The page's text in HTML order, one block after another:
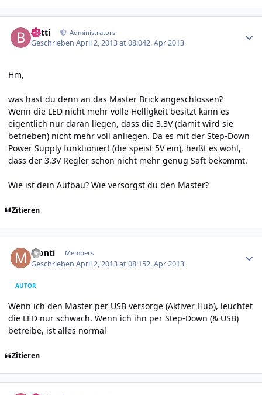
batti Administrators
GeschriebenApril 2, 2013 at 08:042. Apr 2013
Hm,
was hast du denn an das Master Brick angeschlossen?
Wenn die LED nicht mehr volle Helligkeit besitzt kann es
eigentlich nur daran liegen, dass die 3.3V (damit wird sie
betrieben) nicht mehr voll anliegen. Da es mit der Step-Down
Power Supply funktioniert (die speist 5V ein), heißt es wohl,
dass der 3.3V Regler schon nicht mehr genug Saft bekommt.
Wie ist dein Aufbau? Wie versorgst du den Master?
Zitieren
Monti Members
GeschriebenApril 2, 2013 at 08:152. Apr 2013
AUTOR
Wenn ich den Master per USB versorge (Aktiver Hub), leuchtet
die LED nur schwach. Wenn ich ihn per Step-Down (& USB)
betreibe, ist alles normal
Zitieren